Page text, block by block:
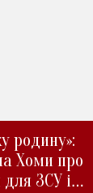
родину»:
Хоми про
ЗСУ і